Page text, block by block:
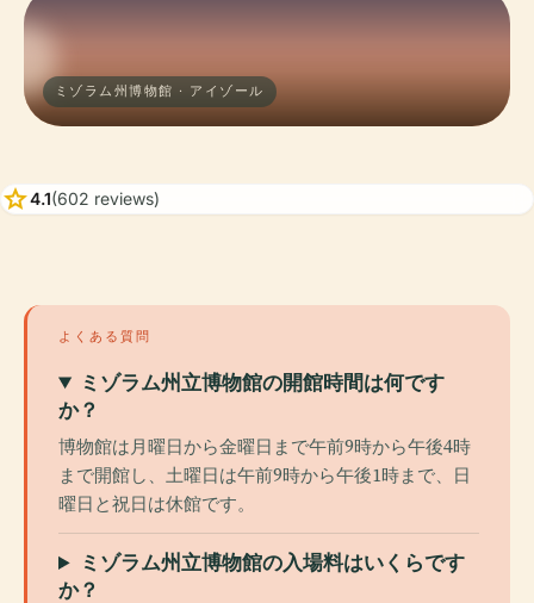
ミゾラム州博物館 · アイゾール
star4.1(602 reviews)
よくある質問
ミゾラム州立博物館の開館時間は何です
か？
博物館は月曜日から金曜日まで午前9時から午後4時
まで開館し、土曜日は午前9時から午後1時まで、日
曜日と祝日は休館です。
ミゾラム州立博物館の入場料はいくらです
か？